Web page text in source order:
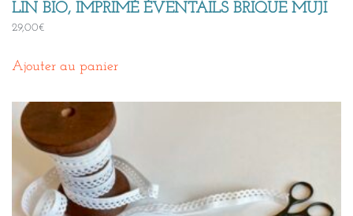
LIN BIO, IMPRIMÉ ÉVENTAILS BRIQUE MUJI
29,00€
Ajouter au panier